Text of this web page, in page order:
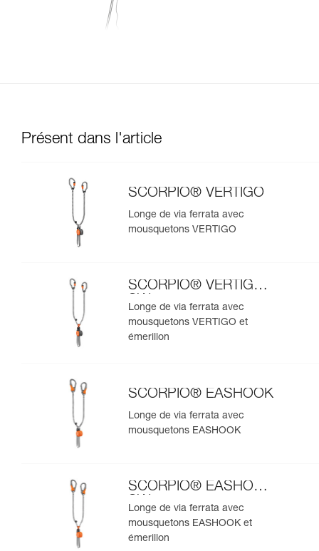
Présent dans l'article
SCORPIO® VERTIGO
Longe de via ferrata avec
mousquetons VERTIGO
SCORPIO® VERTIGO
SW
Longe de via ferrata avec
mousquetons VERTIGO et
émerillon
SCORPIO® EASHOOK
Longe de via ferrata avec
mousquetons EASHOOK
SCORPIO® EASHOOK
SW
Longe de via ferrata avec
mousquetons EASHOOK et
émerillon